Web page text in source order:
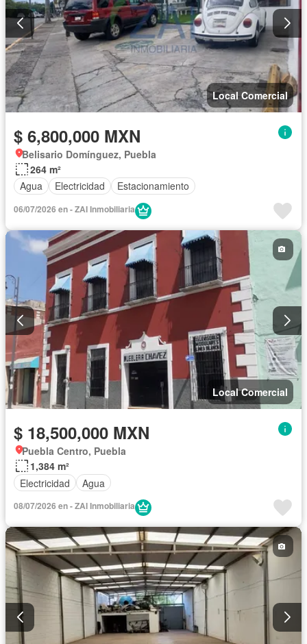
Local Comercial
$ 6,800,000 MXN
Belisario Domínguez, Puebla
264 m²
Agua
Electricidad Estacionamiento
06/07/2026 en - ZAI Inmobiliaria
Local Comercial
$ 18,500,000 MXN
Puebla Centro, Puebla
1,384 m²
Electricidad
Agua
08/07/2026 en - ZAI Inmobiliaria